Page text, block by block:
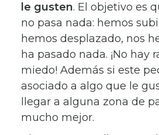
le gusten. El objetivo es
no pasa nada: hemos
hemos desplazado, nos
ha pasado nada. ¡No hay
miedo! Además si este
asociado a algo que le
llegar a alguna zona de
mucho mejor.